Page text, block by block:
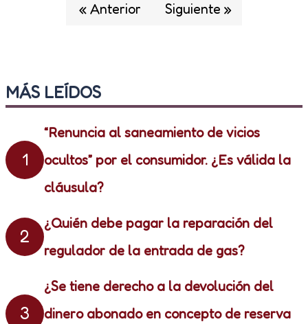
« Anterior Siguiente »
MÁS LEÍDOS
1
“Renuncia al saneamiento de vicios
ocultos” por el consumidor. ¿Es válida la
cláusula?
2
¿Quién debe pagar la reparación del
regulador de la entrada de gas?
3
¿Se tiene derecho a la devolución del
dinero abonado en concepto de reserva